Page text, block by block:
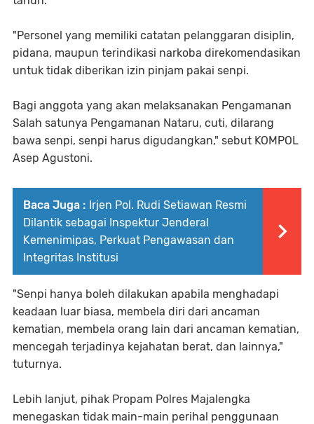
"Personel yang memiliki catatan pelanggaran disiplin,
pidana, maupun terindikasi narkoba direkomendasikan
untuk tidak diberikan izin pinjam pakai senpi.
Bagi anggota yang akan melaksanakan Pengamanan
Salah satunya Pengamanan Nataru, cuti, dilarang
bawa senpi, senpi harus digudangkan," sebut KOMPOL
Asep Agustoni.
Baca Juga : Irjen Pol. Rudi Setiawan Resmi
Dilantik sebagai Inspektur Jenderal
Kemenimipas, Perkuat Pengawasan dan
Integritas Institusi
"Senpi hanya boleh dilakukan apabila menghadapi
keadaan luar biasa, membela diri dari ancaman
kematian, membela orang lain dari ancaman kematian,
mencegah terjadinya kejahatan berat, dan lainnya,"
tuturnya.
Lebih lanjut, pihak Propam Polres Majalengka
menegaskan tidak main-main perihal penggunaan